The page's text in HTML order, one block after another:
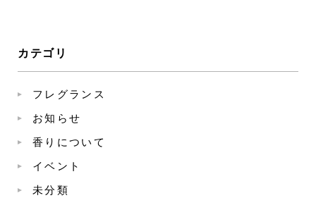
カテゴリ
フレグランス
お知らせ
香りについて
イベント
未分類